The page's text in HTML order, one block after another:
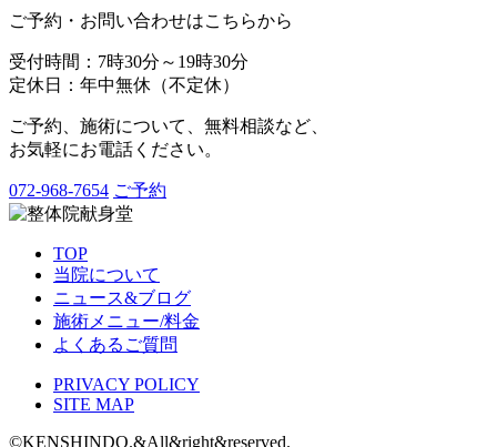
ご予約・お問い合わせはこちらから
受付時間：7時30分～19時30分
定休日：年中無休（不定休）
ご予約、施術について、無料相談など、
お気軽にお電話ください。
072-968-7654 ご予約
TOP
当院について
ニュース&ブログ
施術メニュー/料金
よくあるご質問
PRIVACY POLICY
SITE MAP
©KENSHINDO.&All&right&reserved.